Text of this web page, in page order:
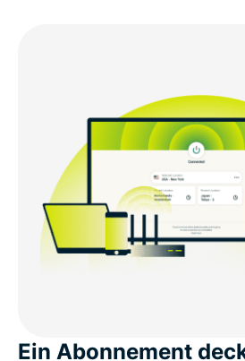
Ein Abonnement